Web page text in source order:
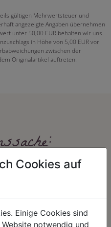
gültigen Mehrwertsteuer und
angezeigte Angaben übernehmen
unter 50,00 EUR behalten wir uns
in Höhe von 5,00 EUR vor.
zwischen der
Originalartikel auftreten.
Cookies auf
Einige Cookies sind
notwendig und